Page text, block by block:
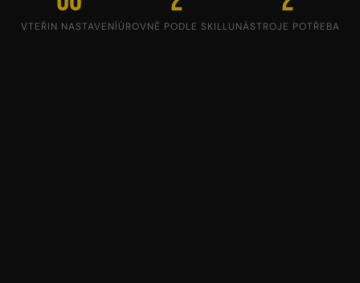
VTEŘIN NASTAVENÍÚROVNĚ PODLE SKILLUNÁSTROJE POTŘEBA